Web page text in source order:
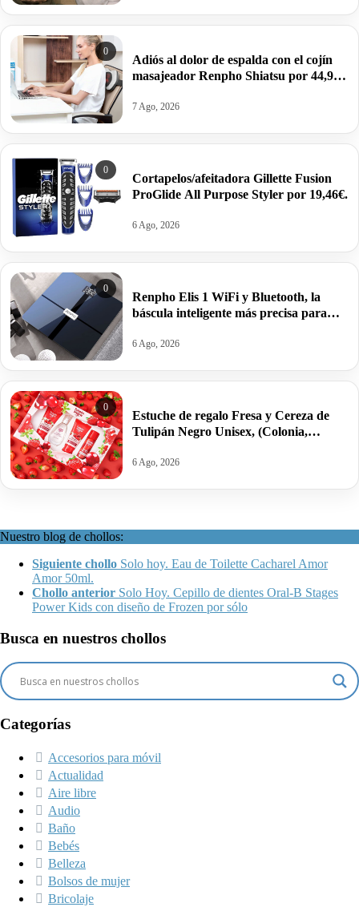
0
Adiós al dolor de espalda con el cojín
masajeador Renpho Shiatsu por 44,99€
7 Ago, 2026
0
Cortapelos/afeitadora Gillette Fusion
ProGlide All Purpose Styler por 19,46€.
6 Ago, 2026
0
Renpho Elis 1 WiFi y Bluetooth, la
báscula inteligente más precisa para
39,99€.
6 Ago, 2026
0
Estuche de regalo Fresa y Cereza de
Tulipán Negro Unisex, (Colonia,
antes 14,34€.
6 Ago, 2026
Nuestro blog de chollos:
Siguiente chollo Solo hoy. Eau de Toilette Cacharel Amor
Amor 50ml.
Chollo anterior Solo Hoy. Cepillo de dientes Oral-B Stages
Power Kids con diseño de Frozen por sólo
Busca en nuestros chollos
Categorías
Accesorios para móvil
Actualidad
Aire libre
Audio
Baño
Bebés
Belleza
Bolsos de mujer
Bricolaje